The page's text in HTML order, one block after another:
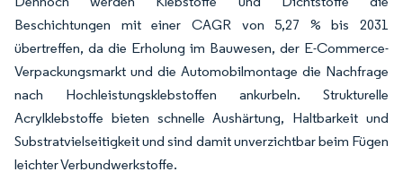
Beschichtungen mit einer CAGR von 5,27 % bis 2031
übertreffen, da die Erholung im Bauwesen, der E-Commerce-
Verpackungsmarkt und die Automobilmontage die Nachfrage
nach Hochleistungsklebstoffen ankurbeln. Strukturelle
Acrylklebstoffe bieten schnelle Aushärtung, Haltbarkeit und
Substratvielseitigkeit und sind damit unverzichtbar beim Fügen
leichter Verbundwerkstoffe.